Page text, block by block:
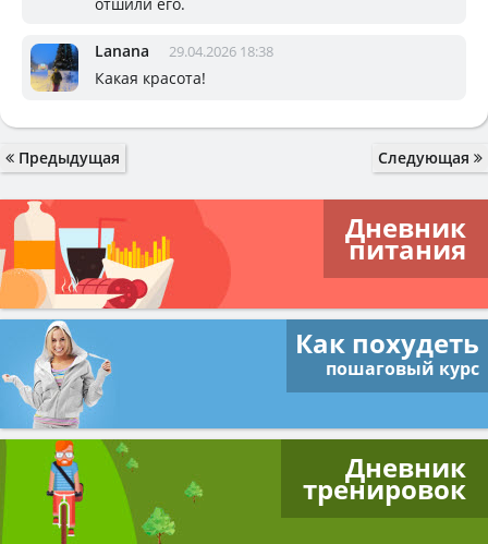
Lanana 29.04.2026 18:38
Какая красота!
Предыдущая Следующая
Дневник
питания
Как похудеть
пошаговый курс
Дневник
тренировок